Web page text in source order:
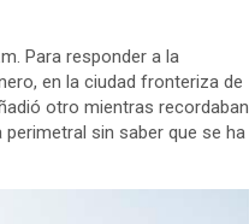
Para responder a la
en la ciudad fronteriza de
otro mientras recordaban
sin saber que se ha